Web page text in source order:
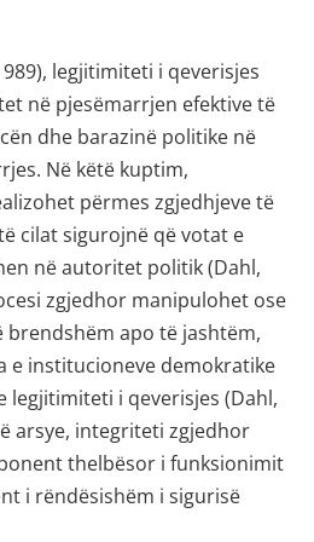
legjitimiteti i qeverisjes
në pjesëmarrjen efektive të
dhe barazinë politike në
Në këtë kuptim,
përmes zgjedhjeve të
cilat sigurojnë që votat e
në autoritet politik (Dahl,
zgjedhor manipulohet ose
apo të jashtëm,
e institucioneve demokratike
legjitimiteti i qeverisjes (Dahl,
arsye, integriteti zgjedhor
thelbësor i funksionimit
i rëndësishëm i sigurisë